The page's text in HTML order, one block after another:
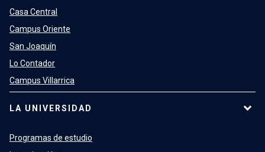
Casa Central
Campus Oriente
San Joaquín
Lo Contador
Campus Villarrica
LA UNIVERSIDAD
Programas de estudio